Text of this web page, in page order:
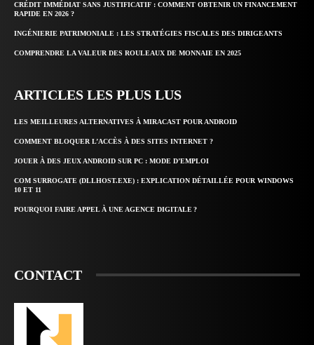
CRÉDIT IMMÉDIAT SANS JUSTIFICATIF : COMMENT OBTENIR UN FINANCEMENT
RAPIDE EN 2026 ?
INGÉNIERIE PATRIMONIALE : LES STRATÉGIES FISCALES DES DIRIGEANTS
COMPRENDRE LA VALEUR DES ROULEAUX DE MONNAIE EN 2025
ARTICLES LES PLUS LUS
LES MEILLEURES ALTERNATIVES À MIRACAST POUR ANDROID
COMMENT BLOQUER L’ACCÈS À DES SITES INTERNET ?
JOUER À DES JEUX ANDROID SUR PC : MODE D’EMPLOI
COM SURROGATE (DLLHOST.EXE) : EXPLICATION DÉTAILLÉE POUR WINDOWS
10 ET 11
POURQUOI FAIRE APPEL À UNE AGENCE DIGITALE ?
CONTACT